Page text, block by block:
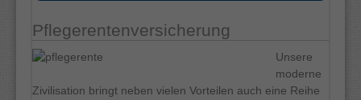
Pflegerentenversicherung
Unsere
moderne
Zivilisation bringt neben vielen Vorteilen auch eine Reihe